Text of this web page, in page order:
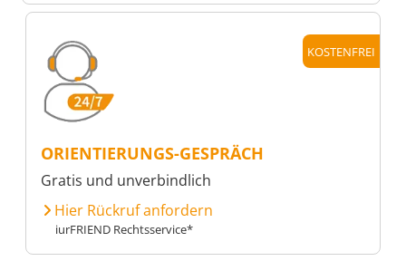
KOSTENFREI
ORIENTIERUNGS-GESPRÄCH
Gratis und unverbindlich
Hier Rückruf anfordern
iurFRIEND Rechtsservice*